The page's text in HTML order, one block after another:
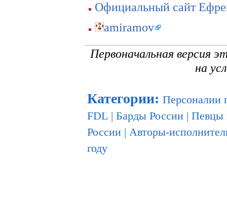
Официальный сайт
amiramov
Первоначальная версия
на
Категории: Персоналии
FDL | Барды России | Певцы
России | Авторы-
году